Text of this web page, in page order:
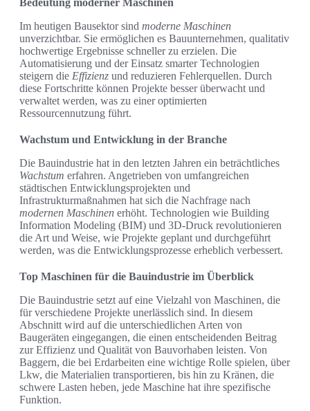
Bedeutung moderner Maschinen
Im heutigen Bausektor sind moderne Maschinen
unverzichtbar. Sie ermöglichen es Bauunternehmen, qualitativ
hochwertige Ergebnisse schneller zu erzielen. Die
Automatisierung und der Einsatz smarter Technologien
steigern die Effizienz und reduzieren Fehlerquellen. Durch
diese Fortschritte können Projekte besser überwacht und
verwaltet werden, was zu einer optimierten
Ressourcennutzung führt.
Wachstum und Entwicklung in der Branche
Die Bauindustrie hat in den letzten Jahren ein beträchtliches
Wachstum erfahren. Angetrieben von umfangreichen
städtischen Entwicklungsprojekten und
Infrastrukturmaßnahmen hat sich die Nachfrage nach
modernen Maschinen erhöht. Technologien wie Building
Information Modeling (BIM) und 3D-Druck revolutionieren
die Art und Weise, wie Projekte geplant und durchgeführt
werden, was die Entwicklungsprozesse erheblich verbessert.
Top Maschinen für die Bauindustrie im Überblick
Die Bauindustrie setzt auf eine Vielzahl von Maschinen, die
für verschiedene Projekte unerlässlich sind. In diesem
Abschnitt wird auf die unterschiedlichen Arten von
Baugeräten eingegangen, die einen entscheidenden Beitrag
zur Effizienz und Qualität von Bauvorhaben leisten. Von
Baggern, die bei Erdarbeiten eine wichtige Rolle spielen, über
Lkw, die Materialien transportieren, bis hin zu Kränen, die
schwere Lasten heben, jede Maschine hat ihre spezifische
Funktion.